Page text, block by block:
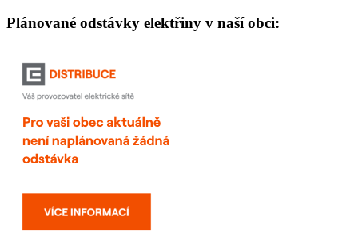
Plánované odstávky elektřiny v naší obci: